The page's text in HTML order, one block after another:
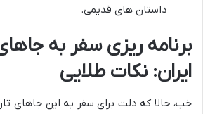
داستان های قدیمی.
برنامه ریزی سفر به
ایران: نکات طلایی
خب، حالا که دلت برای سفر به این جاهای